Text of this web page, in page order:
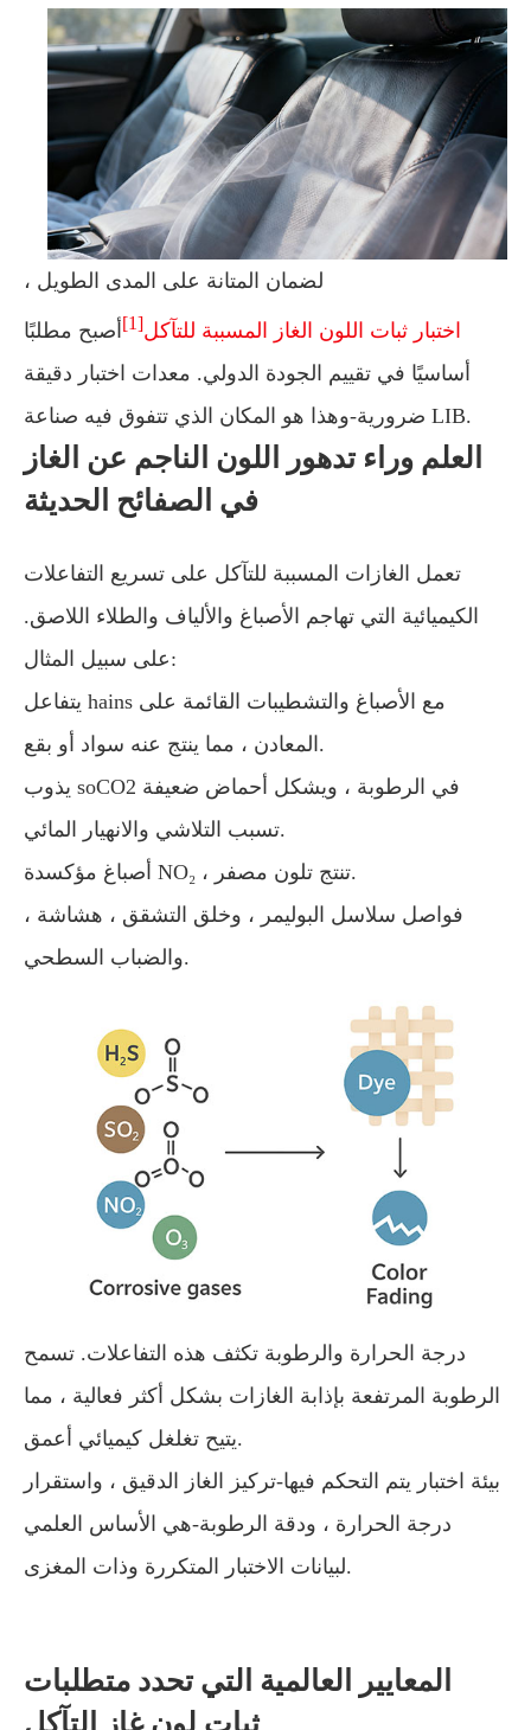
لضمان المتانة على المدى الطويل ،
اختبار ثبات اللون الغاز المسببة للتآكل[1]أصبح مطلبًا
أساسيًا في تقييم الجودة الدولي. معدات اختبار دقيقة
ضرورية-وهذا هو المكان الذي تتفوق فيه صناعة LIB.
العلم وراء تدهور اللون الناجم عن الغاز
في الصفائح الحديثة
تعمل الغازات المسببة للتآكل على تسريع التفاعلات
الكيميائية التي تهاجم الأصباغ والألياف والطلاء اللاصق.
على سبيل المثال:
يتفاعل hains مع الأصباغ والتشطيبات القائمة على
المعادن ، مما ينتج عنه سواد أو بقع.
يذوب soCO2 في الرطوبة ، ويشكل أحماض ضعيفة
تسبب التلاشي والانهيار المائي.
أصباغ مؤكسدة NO₂ ، تنتج تلون مصفر.
فواصل سلاسل البوليمر ، وخلق التشقق ، هشاشة ،
والضباب السطحي.
درجة الحرارة والرطوبة تكثف هذه التفاعلات. تسمح
الرطوبة المرتفعة بإذابة الغازات بشكل أكثر فعالية ، مما
يتيح تغلغل كيميائي أعمق.
بيئة اختبار يتم التحكم فيها-تركيز الغاز الدقيق ، واستقرار
درجة الحرارة ، ودقة الرطوبة-هي الأساس العلمي
لبيانات الاختبار المتكررة وذات المغزى.
المعايير العالمية التي تحدد متطلبات
ثبات لون غاز التآكل